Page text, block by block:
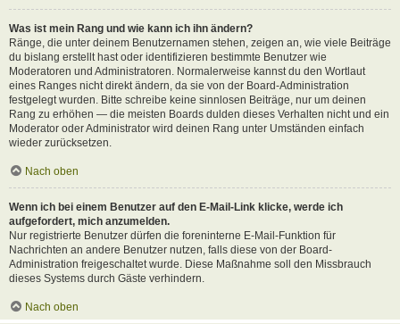
Was ist mein Rang und wie kann ich ihn ändern?
Ränge, die unter deinem Benutzernamen stehen, zeigen an, wie viele Beiträge
du bislang erstellt hast oder identifizieren bestimmte Benutzer wie
Moderatoren und Administratoren. Normalerweise kannst du den Wortlaut
eines Ranges nicht direkt ändern, da sie von der Board-Administration
festgelegt wurden. Bitte schreibe keine sinnlosen Beiträge, nur um deinen
Rang zu erhöhen — die meisten Boards dulden dieses Verhalten nicht und ein
Moderator oder Administrator wird deinen Rang unter Umständen einfach
wieder zurücksetzen.
Nach oben
Wenn ich bei einem Benutzer auf den E-Mail-Link klicke, werde ich
aufgefordert, mich anzumelden.
Nur registrierte Benutzer dürfen die foreninterne E-Mail-Funktion für
Nachrichten an andere Benutzer nutzen, falls diese von der Board-
Administration freigeschaltet wurde. Diese Maßnahme soll den Missbrauch
dieses Systems durch Gäste verhindern.
Nach oben